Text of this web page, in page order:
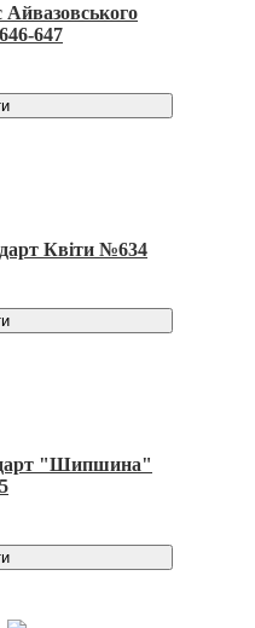
647
Квіти №634
"Шипшина"